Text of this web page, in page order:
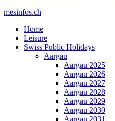
mesinfos.ch
Home
Leisure
Swiss Public Holidays
Aargau
Aargau 2025
Aargau 2026
Aargau 2027
Aargau 2028
Aargau 2029
Aargau 2030
Aargau 2031